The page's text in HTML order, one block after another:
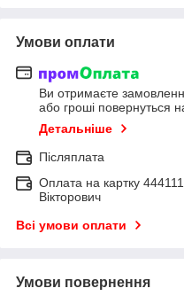
Умови оплати
Ви отримаєте
або гроші повернуться
Детальніше
Післяплата
Оплата на картку
Вікторович
Всі умови оплати
Умови повернення